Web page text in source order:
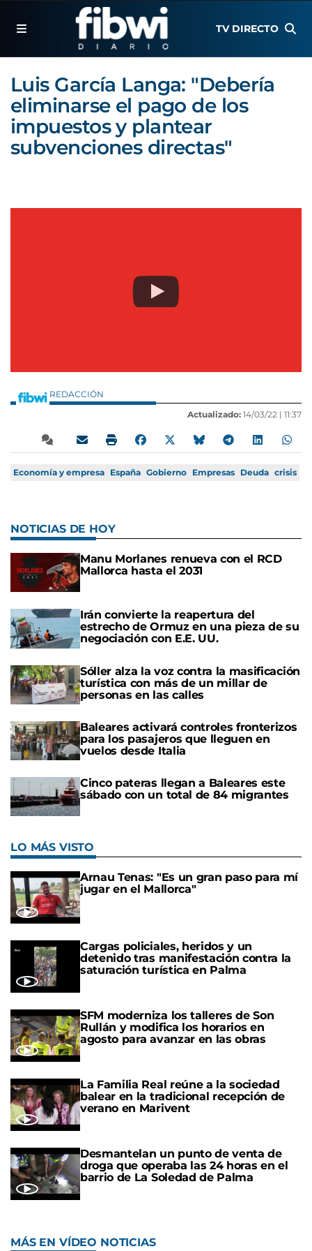
TV DIRECTO
Luis García Langa: "Debería
eliminarse el pago de los
impuestos y plantear
subvenciones directas"
REDACCIÓN
Actualizado: 14/03/22 | 11:37
Economía y empresa España Gobierno Empresas Deuda crisis
NOTICIAS DE HOY
Manu Morlanes renueva con el RCD
Mallorca hasta el 2031
Irán convierte la reapertura del
estrecho de Ormuz en una pieza de su
negociación con E.E. UU.
Sóller alza la voz contra la masificación
turística con más de un millar de
personas en las calles
Baleares activará controles fronterizos
para los pasajeros que lleguen en
vuelos desde Italia
Cinco pateras llegan a Baleares este
sábado con un total de 84 migrantes
LO MÁS VISTO
Arnau Tenas: "Es un gran paso para mí
jugar en el Mallorca"
Cargas policiales, heridos y un
detenido tras manifestación contra la
saturación turística en Palma
SFM moderniza los talleres de Son
Rullán y modifica los horarios en
agosto para avanzar en las obras
La Familia Real reúne a la sociedad
balear en la tradicional recepción de
verano en Marivent
Desmantelan un punto de venta de
droga que operaba las 24 horas en el
barrio de La Soledad de Palma
MÁS EN VÍDEO NOTICIAS